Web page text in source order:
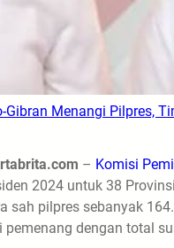
Gibran Menangi Pilpres,
– Komisi
2024 untuk 38
sah pilpres sebanyak
pemenang dengan total